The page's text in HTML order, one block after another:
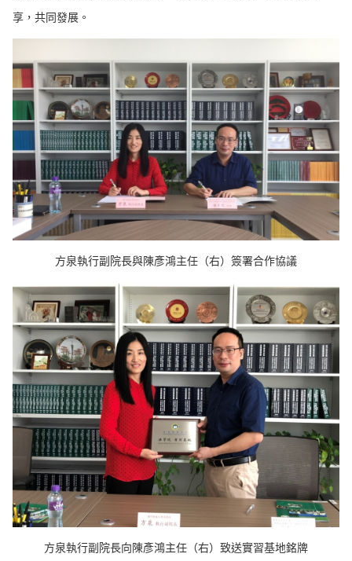
享，共同發展。
方泉執行副院長與陳彥鴻主任（右）簽署合作協議
方泉執行副院長向陳彥鴻主任（右）致送實習基地銘牌